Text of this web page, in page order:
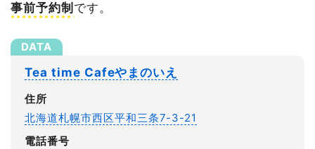
事前予約制 です。
Tea time Cafeやまのいえ
住所
北海道札幌市西区平和三条7-3-21
電話番号